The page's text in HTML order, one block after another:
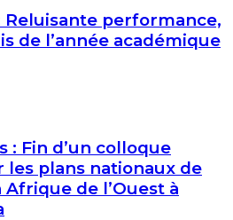
Reluisante performance,
de l’année académique
: Fin d’un colloque
les plans nationaux de
de l’Ouest à